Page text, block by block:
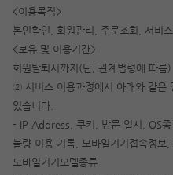
시 수강일 3일 자동 연장!
<이용목적>
본인확인, 회원관리, 주문조회, 서비
<보유 및 이용기간>
회원탈퇴시까지(단, 관계법령에 따름)
② 서비스 이용과정에서 아래와 같은
있습니다.
- IP Address, 쿠키, 방문 일시, OS
불량 이용 기록, 모바일기기접속정보,
모바일기기모델종류